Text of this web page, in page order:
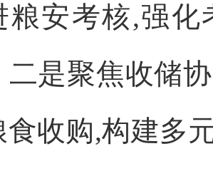
粮安考核,强
二是聚焦收储
食收购,构建多